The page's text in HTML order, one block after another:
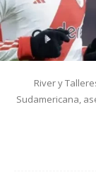
River y
Sudamericana,